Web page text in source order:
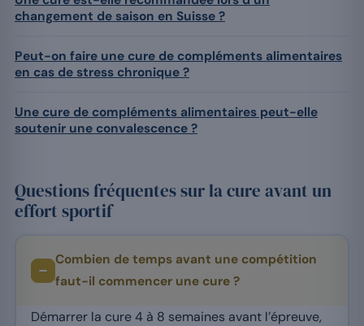
changement de saison en Suisse ?
Peut-on faire une cure de compléments alimentaires
en cas de stress chronique ?
Une cure de compléments alimentaires peut-elle
soutenir une convalescence ?
Questions fréquentes sur la cure avant un
effort sportif
Combien de temps avant une compétition
faut-il commencer une cure ?
Démarrer la cure 4 à 8 semaines avant l’épreuve,